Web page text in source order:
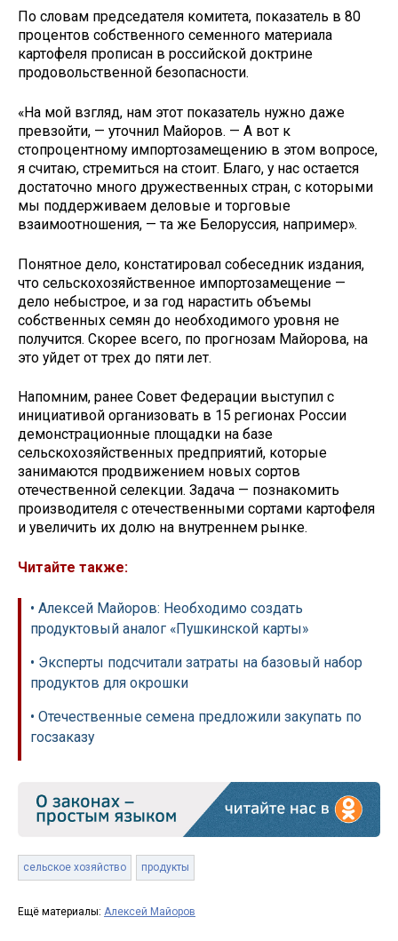
По словам председателя комитета, показатель в 80
процентов собственного семенного материала
картофеля прописан в российской доктрине
продовольственной безопасности.
«На мой взгляд, нам этот показатель нужно даже
превзойти, — уточнил Майоров. — А вот к
стопроцентному импортозамещению в этом вопросе,
я считаю, стремиться на стоит. Благо, у нас остается
достаточно много дружественных стран, с которыми
мы поддерживаем деловые и торговые
взаимоотношения, — та же Белоруссия, например».
Понятное дело, констатировал собеседник издания,
что сельскохозяйственное импортозамещение —
дело небыстрое, и за год нарастить объемы
собственных семян до необходимого уровня не
получится. Скорее всего, по прогнозам Майорова, на
это уйдет от трех до пяти лет.
Напомним, ранее Совет Федерации выступил с
инициативой организовать в 15 регионах России
демонстрационные площадки на базе
сельскохозяйственных предприятий, которые
занимаются продвижением новых сортов
отечественной селекции. Задача — познакомить
производителя с отечественными сортами картофеля
и увеличить их долю на внутреннем рынке.
Читайте также:
• Алексей Майоров: Необходимо создать
продуктовый аналог «Пушкинской карты»
• Эксперты подсчитали затраты на базовый набор
продуктов для окрошки
• Отечественные семена предложили закупать по
госзаказу
сельское хозяйство продукты
Ещё материалы: Алексей Майоров